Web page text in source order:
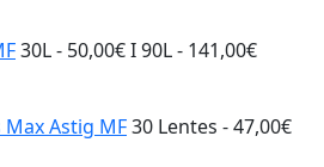
30L - 50,00€ I 90L - 141,00€
Max Astig MF30 Lentes - 47,00€